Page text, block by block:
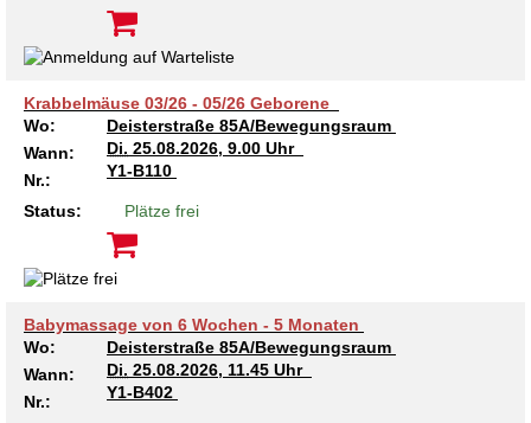
Krabbelmäuse 03/26 - 05/26 Geborene
Wo:
Deisterstraße 85A/Bewegungsraum
Wann:
Di. 25.08.2026, 9.00 Uhr
Nr.:
Y1-B110
Status: Plätze frei
Babymassage von 6 Wochen - 5 Monaten
Wo:
Deisterstraße 85A/Bewegungsraum
Wann:
Di. 25.08.2026, 11.45 Uhr
Nr.:
Y1-B402